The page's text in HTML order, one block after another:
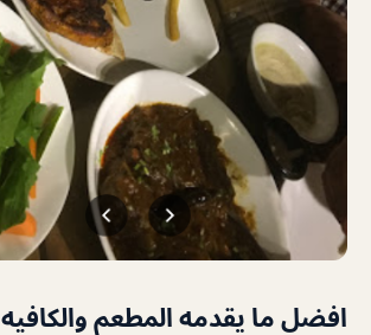
افضل ما يقدمه المطعم والكافيه